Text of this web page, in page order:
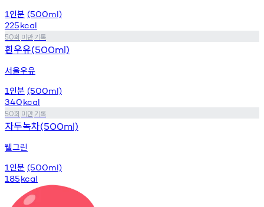
1 인분 (500ml)
225kcal
50회 미만기록
흰우유(500ml)
서울우유
1 인분 (500ml)
340kcal
50회 미만기록
자두녹차(500ml)
웰그린
1 인분 (500ml)
185kcal